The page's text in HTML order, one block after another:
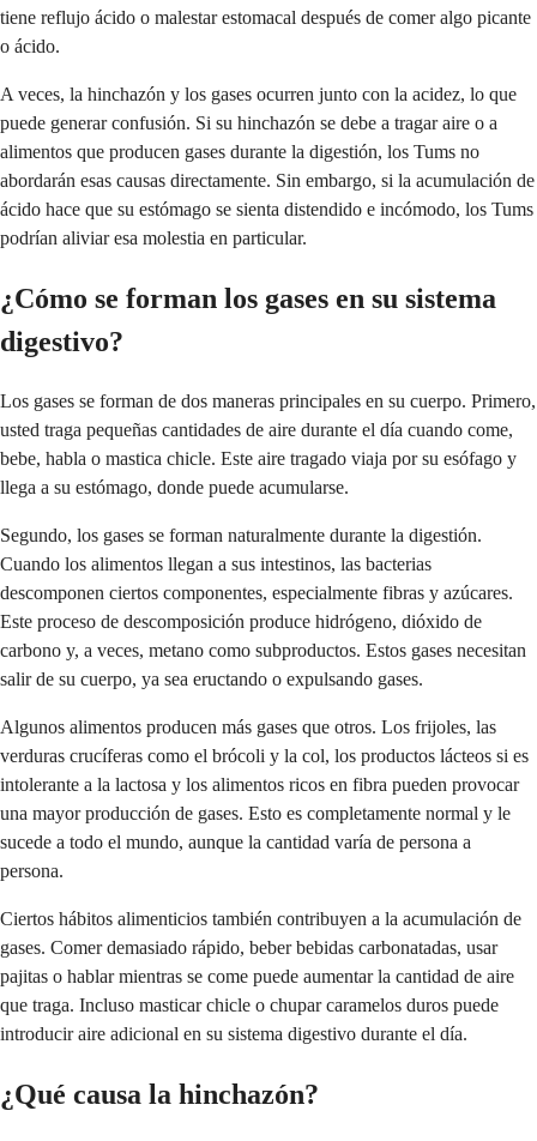
tiene reflujo ácido o malestar estomacal después de comer algo picante
o ácido.
A veces, la hinchazón y los gases ocurren junto con la acidez, lo que
puede generar confusión. Si su hinchazón se debe a tragar aire o a
alimentos que producen gases durante la digestión, los Tums no
abordarán esas causas directamente. Sin embargo, si la acumulación de
ácido hace que su estómago se sienta distendido e incómodo, los Tums
podrían aliviar esa molestia en particular.
¿Cómo se forman los gases en su sistema
digestivo?
Los gases se forman de dos maneras principales en su cuerpo. Primero,
usted traga pequeñas cantidades de aire durante el día cuando come,
bebe, habla o mastica chicle. Este aire tragado viaja por su esófago y
llega a su estómago, donde puede acumularse.
Segundo, los gases se forman naturalmente durante la digestión.
Cuando los alimentos llegan a sus intestinos, las bacterias
descomponen ciertos componentes, especialmente fibras y azúcares.
Este proceso de descomposición produce hidrógeno, dióxido de
carbono y, a veces, metano como subproductos. Estos gases necesitan
salir de su cuerpo, ya sea eructando o expulsando gases.
Algunos alimentos producen más gases que otros. Los frijoles, las
verduras crucíferas como el brócoli y la col, los productos lácteos si es
intolerante a la lactosa y los alimentos ricos en fibra pueden provocar
una mayor producción de gases. Esto es completamente normal y le
sucede a todo el mundo, aunque la cantidad varía de persona a
persona.
Ciertos hábitos alimenticios también contribuyen a la acumulación de
gases. Comer demasiado rápido, beber bebidas carbonatadas, usar
pajitas o hablar mientras se come puede aumentar la cantidad de aire
que traga. Incluso masticar chicle o chupar caramelos duros puede
introducir aire adicional en su sistema digestivo durante el día.
¿Qué causa la hinchazón?